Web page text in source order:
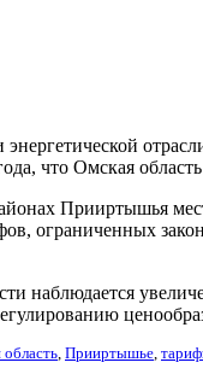
энергетической
года, что Омская
Прииртышья
ограниченных
наблюдается
, Прииртышье,